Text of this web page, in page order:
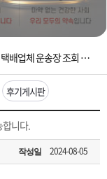
내
[운송장번호 조회법]배송조회 및 국내 택배업체 운송장 조회 하는법
니다.
배 받기
입금확인이 안되는 상황을 대비해 꼭 입금후 고객센터 연락바랍니다.
후기게시판
합니다.
작성일 2024-08-05